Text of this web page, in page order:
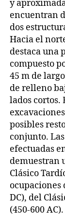
y
encuentran
dos
Hacia el
destaca una
compuesto
45 m de
de relleno
lados cortos.
posibles
conjunto.
efectuadas
demuestran
Clásico
ocupaciones
DC), del
(450-600 AC).